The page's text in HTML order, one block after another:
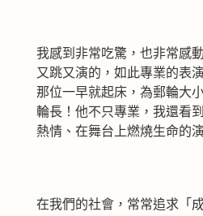
我感到非常吃驚，也非常感
又跳又演的，如此專業的表
那位一早就起床，為郵輪大
輪長！他不只專業，我還看
熱情、在舞台上燃燒生命的演
在我們的社會，常常追求「